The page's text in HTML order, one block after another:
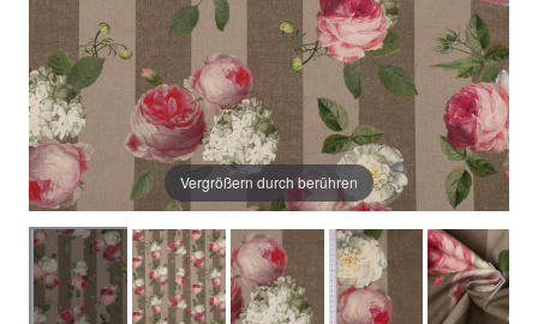
Vergrößern durch berühren